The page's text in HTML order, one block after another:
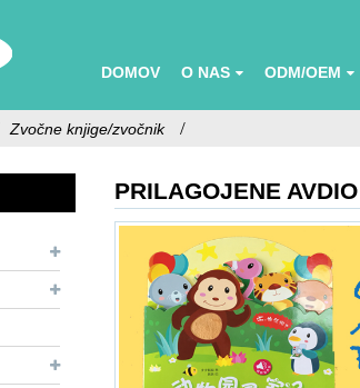
DOMOV O NAS ODM/OEM
Zvočne knjige/zvočnik
PRILAGOJENE